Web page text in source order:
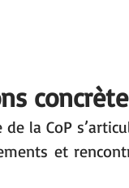
de la CoP
et